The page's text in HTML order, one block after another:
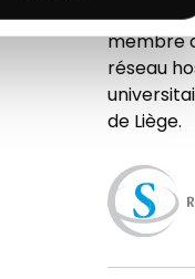
L’hôpital
membre
réseau
de Liège.